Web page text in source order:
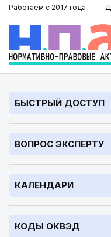
Работаем с 2017 года
БЫСТРЫЙ ДОСТУП
ВОПРОС ЭКСПЕРТУ
КАЛЕНДАРИ
КОДЫ ОКВЭД